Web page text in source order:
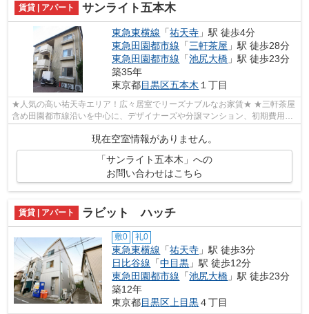
賃貸 | アパート サンライト五本木
東急東横線 「祐天寺 」駅 徒歩4分
東急田園都市線 「三軒茶屋 」駅 徒歩28分
東急田園都市線 「池尻大橋 」駅 徒歩23分
築35年
東京都目黒区五本木 １丁目
★人気の高い祐天寺エリア！広々居室でリーズナブルなお家賃★ ★三軒茶屋
含め田園都市線沿いを中心に、デザイナーズや分譲マンション、初期費用を
抑えた部屋探しはぜひ当社にお任せくだ...
現在空室情報がありません。
「サンライト五本木」への
お問い合わせはこちら
賃貸 | アパート ラビット ハッチ
敷0 礼0
東急東横線 「祐天寺 」駅 徒歩3分
日比谷線 「中目黒 」駅 徒歩12分
東急田園都市線 「池尻大橋 」駅 徒歩23分
築12年
東京都目黒区上目黒４丁目